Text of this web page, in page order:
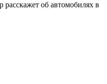
расскажет об автомобилях в